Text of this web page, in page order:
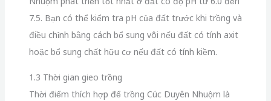
7.5. Bạn có thể kiểm tra pH của đất trước khi trồng và
điều chỉnh bằng cách bổ sung vôi nếu đất có tính axit
hoặc bổ sung chất hữu cơ nếu đất có tính kiềm.
1.3 Thời gian gieo trồng
Thời điểm thích hợp để trồng Cúc Duyên Nhuộm là